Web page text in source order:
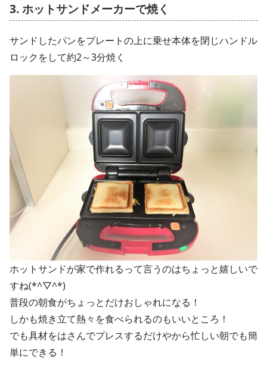
3. ホットサンドメーカーで焼く
サンドしたパンをプレートの上に乗せ本体を閉じハンドル
ロックをして約2～3分焼く
ホットサンドが家で作れるって言うのはちょっと嬉しいで
すね(*^▽^*)
普段の朝食がちょっとだけおしゃれになる！
しかも焼き立て熱々を食べられるのもいいところ！
でも具材をはさんでプレスするだけやから忙しい朝でも簡
単にできる！